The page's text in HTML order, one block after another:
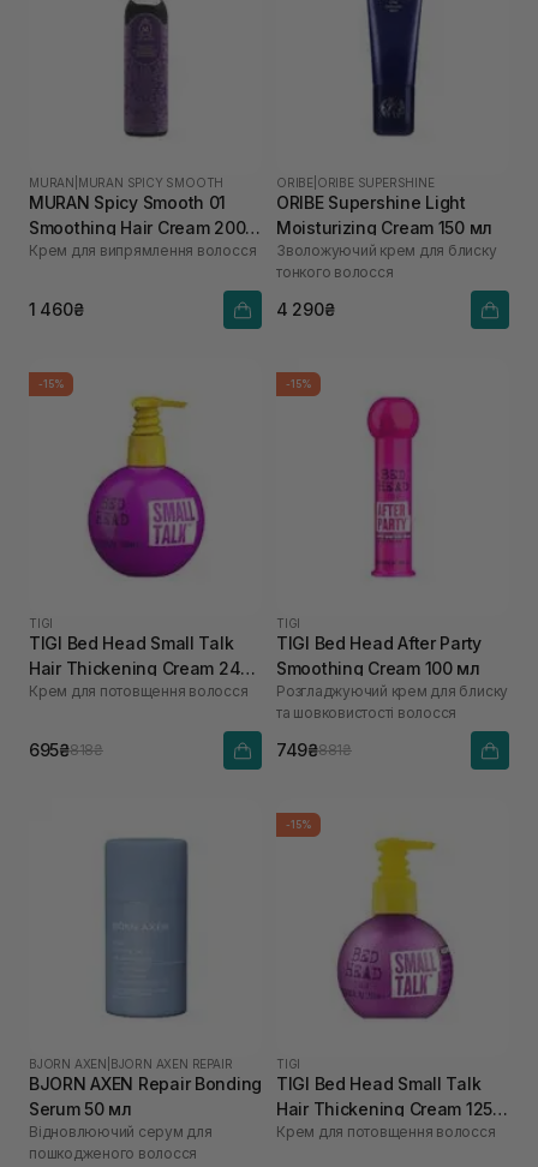
MURAN MURAN SPICY SMOOTH
MURAN Spicy Smooth 01
Smoothing Hair Cream 200
мл
Крем для випрямлення волосся
1 460₴
ORIBE ORIBE SUPERSHINE
ORIBE Supershine Light
Moisturizing Cream 150 мл
Зволожуючий крем для блиску
тонкого волосся
4 290₴
-15%
TIGI
TIGI Bed Head Small Talk
Hair Thickening Cream 240
мл
Крем для потовщення волосся
695₴818₴
-15%
TIGI
TIGI Bed Head After Party
Smoothing Cream 100 мл
Розгладжуючий крем для блиску
та шовковистості волосся
749₴881₴
BJORN AXEN BJORN AXEN REPAIR
BJORN AXEN Repair Bonding
Serum 50 мл
Відновлюючий серум для
пошкодженого волосся
-15%
TIGI
TIGI Bed Head Small Talk
Hair Thickening Cream 125
мл
Крем для потовщення волосся